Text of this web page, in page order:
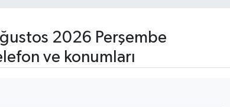
2026 Perşembe
ve konumları